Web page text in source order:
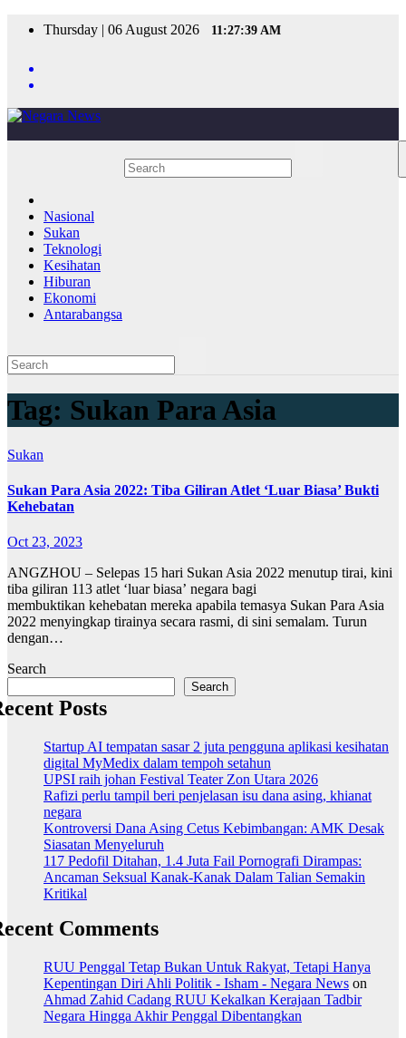
Thursday | 06 August 2026 11:27:39 AM
Nasional
Sukan
Teknologi
Kesihatan
Hiburan
Ekonomi
Antarabangsa
Tag: Sukan Para Asia
Sukan
Sukan Para Asia 2022: Tiba Giliran Atlet ‘Luar Biasa’ Bukti
Kehebatan
Oct 23, 2023
ANGZHOU – Selepas 15 hari Sukan Asia 2022 menutup tirai, kini
tiba giliran 113 atlet ‘luar biasa’ negara bagi
membuktikan kehebatan mereka apabila temasya Sukan Para Asia
2022 menyingkap tirainya secara rasmi, di sini semalam. Turun
dengan…
Search
Search
Posts
Startup AI tempatan sasar 2 juta pengguna aplikasi kesihatan
digital MyMedix dalam tempoh setahun
UPSI raih johan Festival Teater Zon Utara 2026
Rafizi perlu tampil beri penjelasan isu dana asing, khianat
negara
Kontroversi Dana Asing Cetus Kebimbangan: AMK Desak
Siasatan Menyeluruh
117 Pedofil Ditahan, 1.4 Juta Fail Pornografi Dirampas:
Ancaman Seksual Kanak-Kanak Dalam Talian Semakin
Kritikal
Comments
RUU Penggal Tetap Bukan Untuk Rakyat, Tetapi Hanya
Kepentingan Diri Ahli Politik - Isham - Negara News on
Ahmad Zahid Cadang RUU Kekalkan Kerajaan Tadbir
Negara Hingga Akhir Penggal Dibentangkan